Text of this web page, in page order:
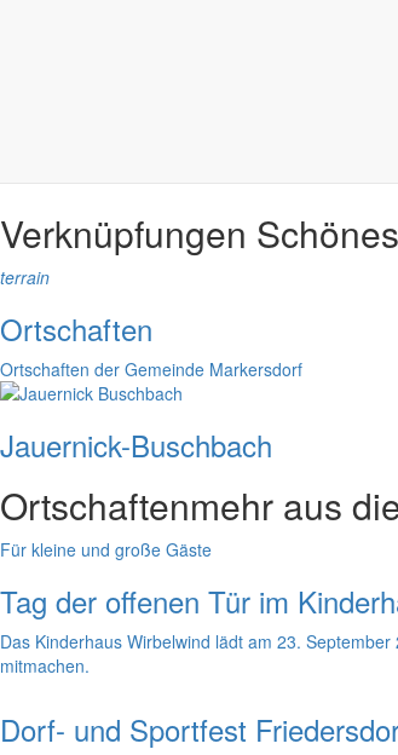
Verknüpfungen
terrain
Ortschaften
Ortschaften der Gemeinde Markersdorf
Jauernick-Buschbach
Ortschaftenmehr aus
Für kleine und große Gäste
Tag der offenen Tür im
Das Kinderhaus Wirbelwind lädt am 23.
mitmachen.
Dorf- und Sportfest